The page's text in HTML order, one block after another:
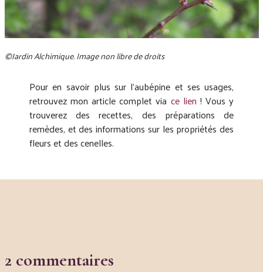
©Jardin Alchimique. Image non libre de droits
Pour en savoir plus sur l’aubépine et ses usages,
retrouvez mon article complet via ce lien ! Vous y
trouverez des recettes, des préparations de
remèdes, et des informations sur les propriétés des
fleurs et des cenelles.
2 commentaires